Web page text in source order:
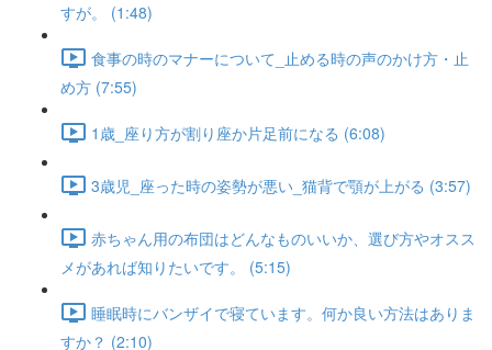
すが。 (1:48)
食事の時のマナーについて_止める時の声のかけ方・止
め方 (7:55)
1歳_座り方が割り座か片足前になる (6:08)
3歳児_座った時の姿勢が悪い_猫背で顎が上がる (3:57)
赤ちゃん用の布団はどんなものいいか、選び方やオスス
メがあれば知りたいです。 (5:15)
睡眠時にバンザイで寝ています。何か良い方法はありま
すか？ (2:10)